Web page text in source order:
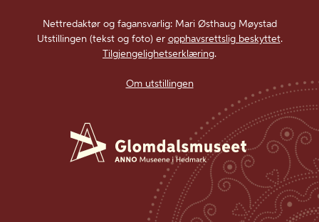
Nettredaktør og fagansvarlig: Mari Østhaug Møystad
Utstillingen (tekst og foto) er opphavsrettslig beskyttet.
Tilgjengelighetserklæring.
Om utstillingen